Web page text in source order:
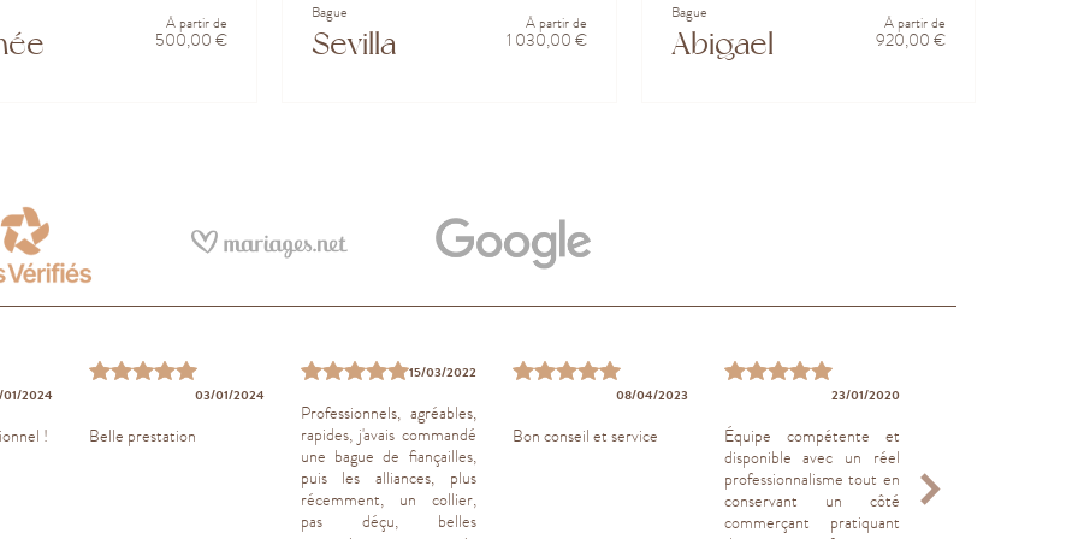
À partir de
500,00 €
Bague
Sevilla
À partir de
1 030,00 €
Bague
Abigael
À partir de
920,00 €
2024
!
03/01/2024
Belle prestation
15/03/2022
Professionnels, agréables,
rapides, j'avais commandé
une bague de fiançailles,
puis les alliances, plus
récemment, un collier,
pas déçu, belles
08/04/2023
Bon conseil et service
23/01/2020
Équipe compétente et
disponible avec un réel
professionnalisme tout en
conservant un côté
commerçant pratiquant
respecté 😎